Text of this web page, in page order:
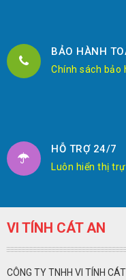
BẢO HÀNH
Chính sách bảo
HỖ TRỢ 24/7
Luôn hiển thị
VI TÍNH CÁT AN
CÔNG TY TNHH VI TÍNH